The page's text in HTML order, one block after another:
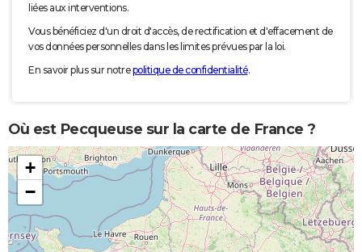
liées aux interventions.
Vous bénéficiez d'un droit d'accès, de rectification et d'effacement de
vos données personnelles dans les limites prévues par la loi.
En savoir plus sur notrepolitique de confidentialité.
Où est Pecqueuse sur la carte de France ?
+
−